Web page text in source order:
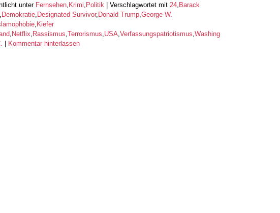
unter Fernsehen Krimi Politik Verschlagwortet mit 24 Barack
Demokratie Designated Survivor, Donald Trump George W.
Kiefer
Netflix Rassismus Terrorismus USA Verfassungspatriotismus Washing
Kommentar hinterlassen